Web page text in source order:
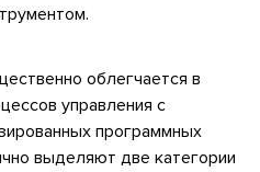
облегчается в
управления с
программных
выделяют две категории